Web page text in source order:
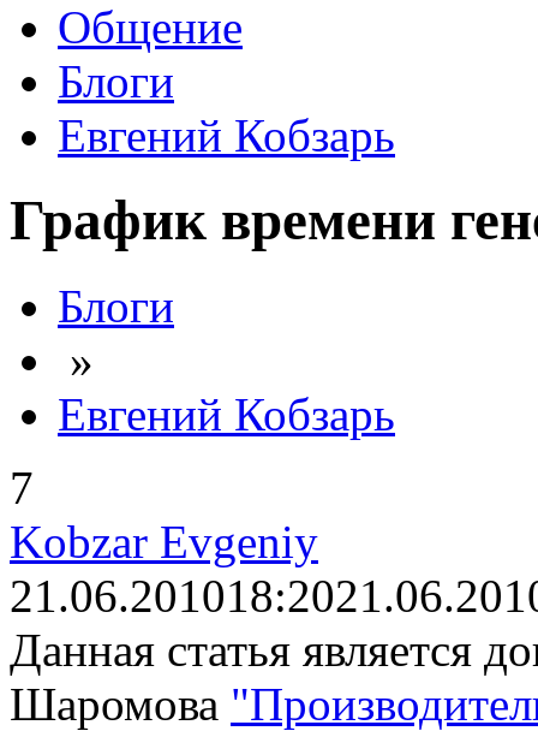
Общение
Блоги
Евгений Кобзарь
График времени
Блоги
»
Евгений Кобзарь
7
Kobzar Evgeniy
21.06.201018:20
Данная статья является
Шаромова